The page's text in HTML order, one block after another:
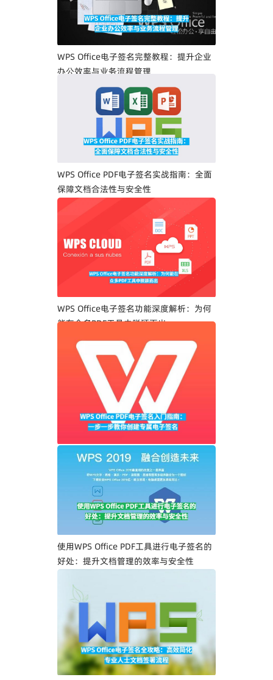
WPS Office电子签名完整教程：提升企业
办公效率与业务流程管理
WPS Office PDF电子签名实战指南：全面
保障文档合法性与安全性
WPS Office电子签名功能深度解析：为何
能在众多PDF工具中脱颖而出
WPS Office PDF电子签名入门指南：一步
一步教你创建专属电子签名
使用WPS Office PDF工具进行电子签名的
好处：提升文档管理的效率与安全性